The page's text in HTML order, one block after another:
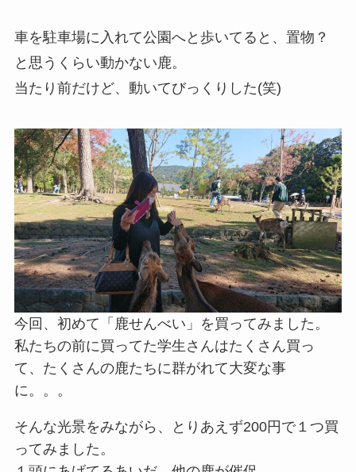
車を駐車場に入れて公園へと歩いてると、置物？
と思うくらい動かない鹿。
当たり前だけど、動いてびっくりした(笑)
今回、初めて「鹿せんべい」を買ってみました。
私たちの前に買ってた学生さんはたくさん買っ
て、たくさんの鹿たちに群がれて大変な事
に。。。
そんな光景をみながら、とりあえず200円で１つ買
ってみました。